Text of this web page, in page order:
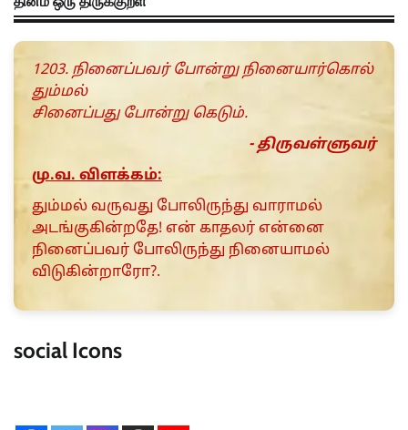
1203. நினைப்பவர் போன்று நினையார்கொல்
தும்மல்
சினைப்பது போன்று கெடும்.
- திருவள்ளுவர்
மு.வ. விளக்கம்:
தும்மல் வருவது போலிருந்து வாராமல்
அடங்குகின்றதே! என் காதலர் என்னை
நினைப்பவர் போலிருந்து நினையாமல்
விடுகின்றாரோ?.
social Icons